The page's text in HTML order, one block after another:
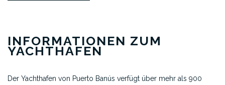
INFORMATIONEN ZUM
YACHTHAFEN
Der Yachthafen von Puerto Banús verfügt über mehr als 900